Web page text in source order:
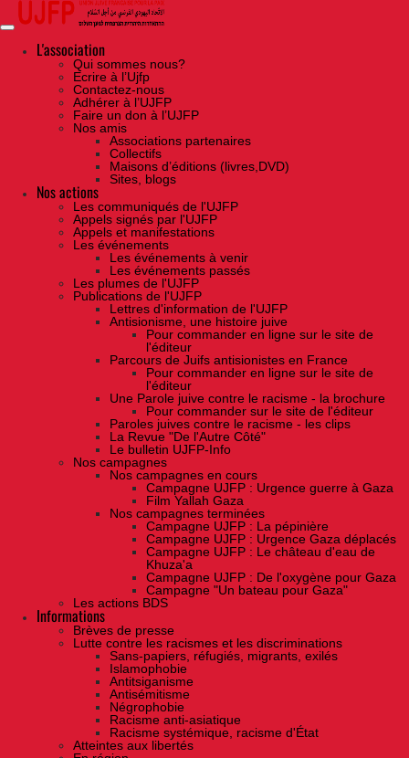
Skip
the
contentL'association
Qui sommes nous?
Ecrire à l’Ujfp
Contactez-nous
Adhérer à l’UJFP
Faire un don à l’UJFP
Nos amis
Associations partenaires
Collectifs
Maisons d’éditions (livres,DVD)
Sites, blogs
Nos actions
Les communiqués de l'UJFP
Appels signés par l'UJFP
Appels et manifestations
Les événements
Les événements à venir
Les événements passés
Les plumes de l'UJFP
Publications de l'UJFP
Lettres d'information de l'UJFP
Antisionisme, une histoire juive
Pour commander en ligne sur le site de
l'éditeur
Parcours de Juifs antisionistes en France
Pour commander en ligne sur le site de
l'éditeur
Une Parole juive contre le racisme - la brochure
Pour commander sur le site de l'éditeur
Paroles juives contre le racisme - les clips
La Revue "De l'Autre Côté"
Le bulletin UJFP-Info
Nos campagnes
Nos campagnes en cours
Campagne UJFP : Urgence guerre à Gaza
Film Yallah Gaza
Nos campagnes terminées
Campagne UJFP : La pépinière
Campagne UJFP : Urgence Gaza déplacés
Campagne UJFP : Le château d'eau de
Khuza'a
Campagne UJFP : De l'oxygène pour Gaza
Campagne "Un bateau pour Gaza"
Les actions BDS
Informations
Brèves de presse
Lutte contre les racismes et les discriminations
Sans-papiers, réfugiés, migrants, exilés
Islamophobie
Antitsiganisme
Antisémitisme
Négrophobie
Racisme anti-asiatique
Racisme systémique, racisme d'État
Atteintes aux libertés